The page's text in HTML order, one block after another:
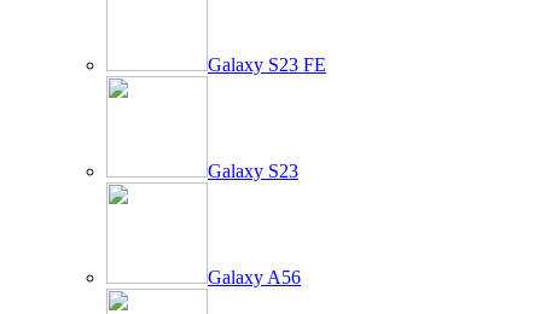
Galaxy S23 FE
Galaxy S23
Galaxy A56